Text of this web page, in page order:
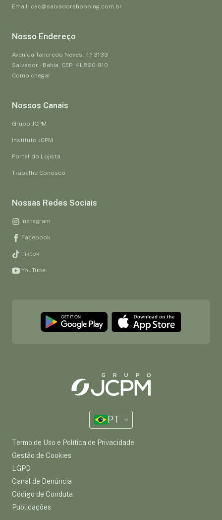
Email: cac@salvadorshopping.com.br
Nosso Endereço
Avenida Tancredo Neves, n.º 3133
Salvador – Bahia, CEP: 41.820-910
Como chegar
Nossos Canais
Grupo JCPM
Instituto JCPM
Portal do Lojista
Trabalhe Conosco
Nossas Redes Sociais
Instagram
Facebook
Tiktok
YouTube
PT
Termo de Uso e Política de Privacidade
Gestão de Cookies
LGPD
Canal de Denúncia
Código de Conduta
Publicações